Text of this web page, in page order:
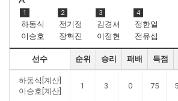
1
하동식
이승호
2
전기정
장혁진
3
김경서
이정현
4
정한얼
전유섭
선수 순위 승리 패배 득점
하동식[계산]
이승호[계산]
1 3 0 75